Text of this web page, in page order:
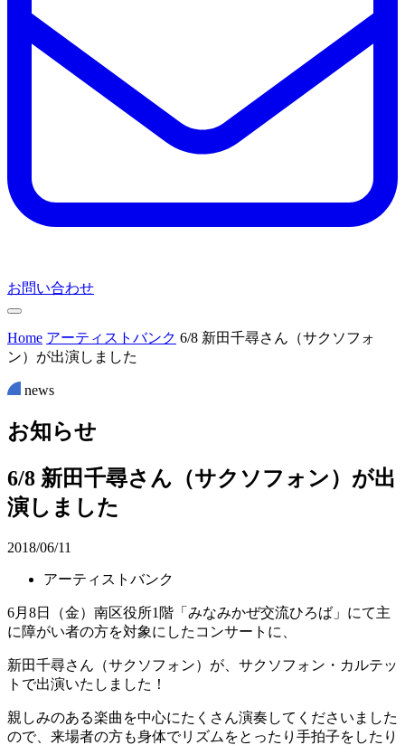
お問い合わせ
Home アーティストバンク 6/8 新田千尋さん（サクソフォ
ン）が出演しました
news
お知らせ
6/8 新田千尋さん（サクソフォン）が出
演しました
2018/06/11
アーティストバンク
6月8日（金）南区役所1階「みなみかぜ交流ひろば」にて主
に障がい者の方を対象にしたコンサートに、
新田千尋さん（サクソフォン）が、サクソフォン・カルテッ
トで出演いたしました！
親しみのある楽曲を中心にたくさん演奏してくださいました
ので、来場者の方も身体でリズムをとったり手拍子をしたり